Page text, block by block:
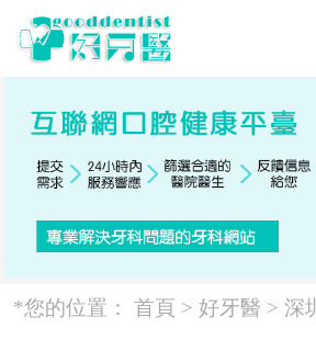
*您的位置： 首頁 > 好牙醫 > 深